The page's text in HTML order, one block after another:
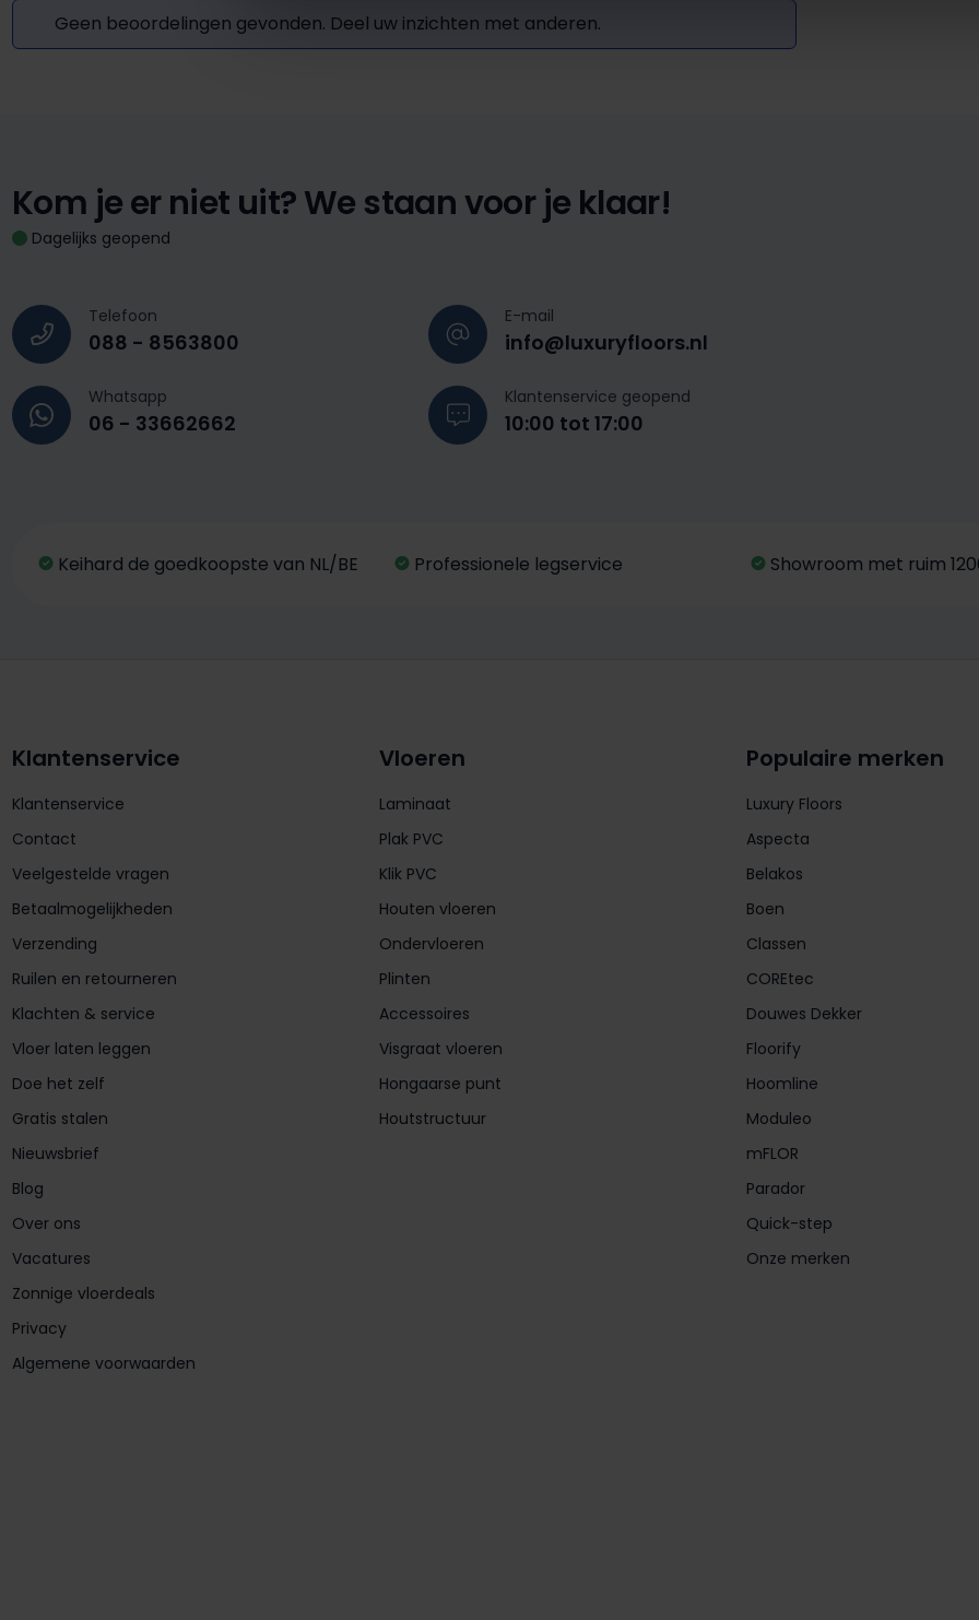
Geen beoordelingen gevonden. Deel uw inzichten met anderen.
Kom je er niet uit?We staan voor je klaar!
Dagelijks geopend
Telefoon
088 - 8563800
E-mail
info@luxuryfloors.nl
Whatsapp
06 - 33662662
Klantenservice geopend
10:00 tot 17:00
Keihard de goedkoopste van NL/BE Professionele legservice Showroom met ruim
Klantenservice
Klantenservice
Contact
Veelgestelde vragen
Betaalmogelijkheden
Verzending
Ruilen en retourneren
Klachten & service
Vloer laten leggen
Doe het zelf
Gratis stalen
Nieuwsbrief
Blog
Over ons
Vacatures
Zonnige vloerdeals
Privacy
Algemene voorwaarden
Vloeren
Laminaat
Plak PVC
Klik PVC
Houten vloeren
Ondervloeren
Plinten
Accessoires
Visgraat vloeren
Hongaarse punt
Houtstructuur
Populaire merken
Luxury Floors
Aspecta
Belakos
Boen
Classen
COREtec
Douwes Dekker
Floorify
Hoomline
Moduleo
mFLOR
Parador
Quick-step
Onze merken